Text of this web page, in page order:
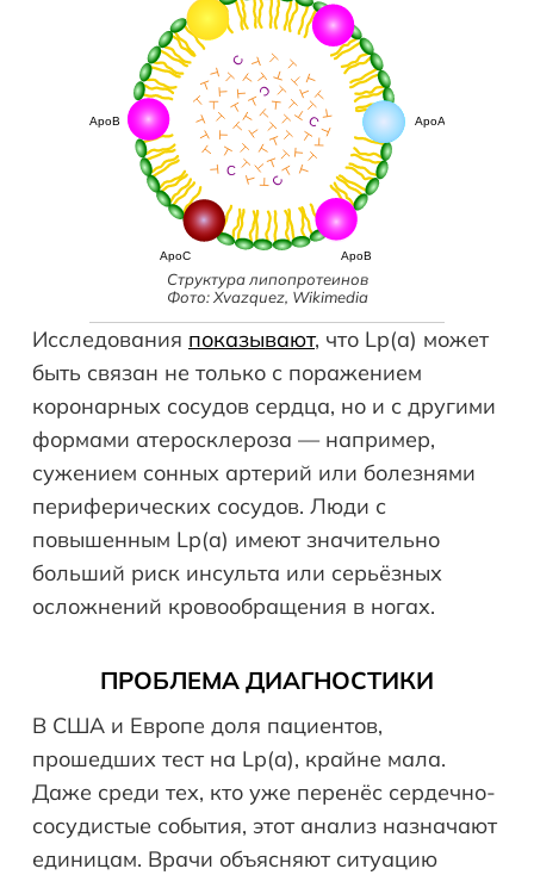
Структура липопротеинов
Фото: Xvazquez, Wikimedia
Исследования показывают, что Lp(a) может
быть связан не только с поражением
коронарных сосудов сердца, но и с другими
формами атеросклероза — например,
сужением сонных артерий или болезнями
периферических сосудов. Люди с
повышенным Lp(a) имеют значительно
больший риск инсульта или серьёзных
осложнений кровообращения в ногах.
ПРОБЛЕМА ДИАГНОСТИКИ
В США и Европе доля пациентов,
прошедших тест на Lp(a), крайне мала.
Даже среди тех, кто уже перенёс сердечно-
сосудистые события, этот анализ назначают
единицам. Врачи объясняют ситуацию